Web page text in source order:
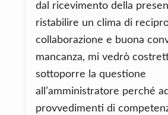
dal ricevimento della
ristabilire un clima di
collaborazione e buona
mancanza, mi vedrò
sottoporre la questione
all’amministratore perché
provvedimenti di